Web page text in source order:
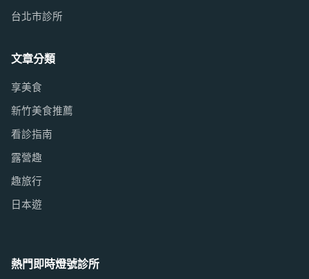
台北市診所
文章分類
享美食
新竹美食推薦
看診指南
露營趣
趣旅行
日本遊
熱門即時燈號診所